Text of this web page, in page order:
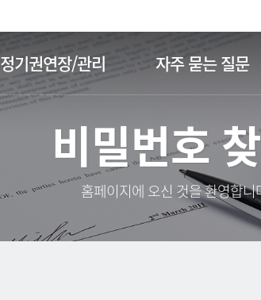
정기권연장/관리 자주 묻는 질문
비밀번호
홈페이지에 오신 것을 환영합니